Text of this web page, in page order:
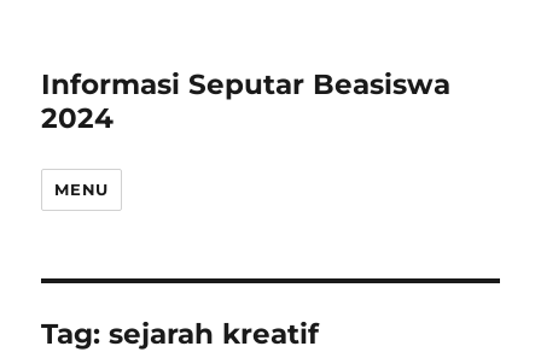
Informasi Seputar Beasiswa
2024
MENU
Tag:sejarah kreatif